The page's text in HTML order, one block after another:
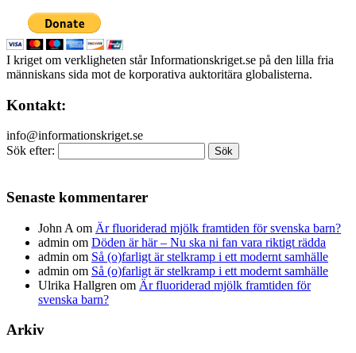
I kriget om verkligheten står Informationskriget.se på den lilla fria
människans sida mot de korporativa auktoritära globalisterna.
Kontakt:
info@informationskriget.se
Sök efter:
Senaste kommentarer
John A om Är fluoriderad mjölk framtiden för svenska barn?
admin om Döden är här – Nu ska ni fan vara riktigt rädda
admin om Så (o)farligt är stelkramp i ett modernt samhälle
admin om Så (o)farligt är stelkramp i ett modernt samhälle
Ulrika Hallgren om Är fluoriderad mjölk framtiden för
svenska barn?
Arkiv